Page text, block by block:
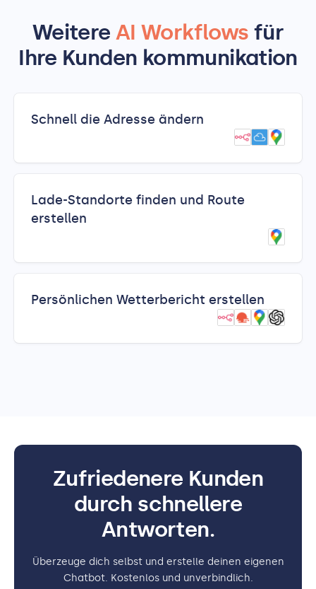
Weitere AI Workflows für
Ihre Kunden­ kommunikation
Schnell die Adresse ändern
Lade-Standorte finden und Route
erstellen
Persönlichen Wetterbericht erstellen
Zufriedenere Kunden
durch schnellere
Antworten.
Überzeuge dich selbst und erstelle deinen eigenen
Chatbot. Kostenlos und unverbindlich.